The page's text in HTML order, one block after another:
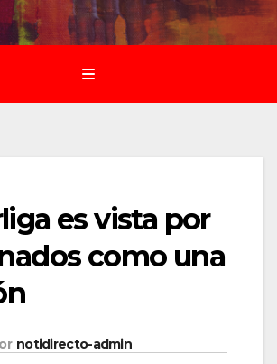
es vista por
como una
notidirecto-admin